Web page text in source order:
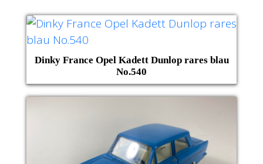
Dinky France Opel Kadett Dunlop rares blau
No.540